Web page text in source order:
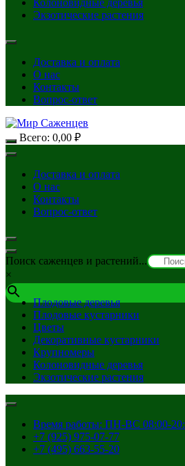
Колоновидные деревья
Экзотические растения
Доставка и оплата
О нас
Контакты
Вопрос-ответ
Всего: 0,00 ₽
Доставка и оплата
О нас
Контакты
Вопрос-ответ
Поиск саженцев и растений...
×
Плодовые деревья
Плодовые кустарники
Цветы
Декоративные кустарники
Крупномеры
Колоновидные деревья
Экзотические растения
Время работы: ПН-ВС 08:00-
+7 (925) 975-07-77
+7 (495) 663-55-20